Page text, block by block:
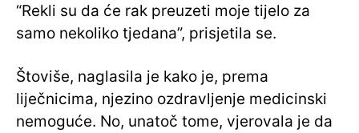
“Rekli su da će rak preuzeti moje tijelo za
samo nekoliko tjedana”, prisjetila se.
Štoviše, naglasila je kako je, prema
liječnicima, njezino ozdravljenje medicinski
nemoguće. No, unatoč tome, vjerovala je da